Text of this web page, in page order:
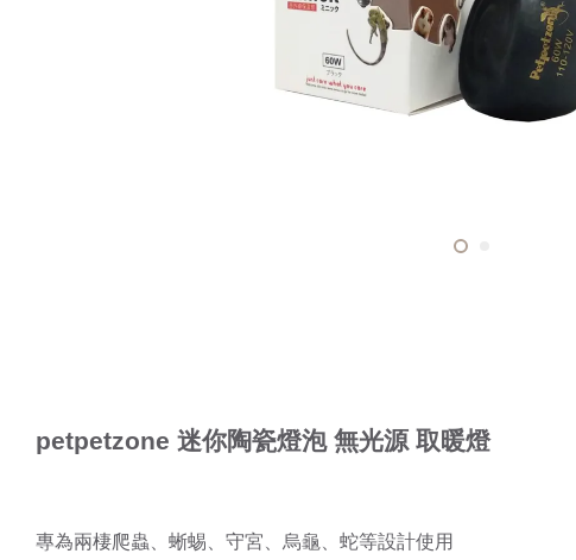
petpetzone 迷你陶瓷燈泡 無光源 取暖燈
專為兩棲爬蟲、蜥蜴、守宮、烏龜、蛇等設計使用